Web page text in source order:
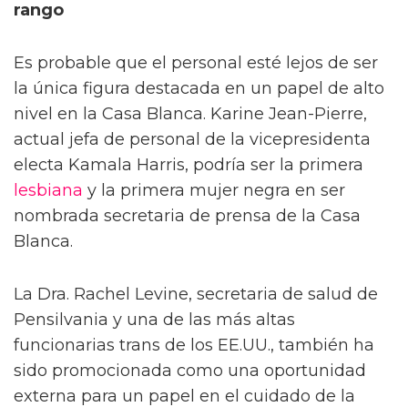
rango
Es probable que el personal esté lejos de ser
la única figura destacada en un papel de alto
nivel en la Casa Blanca. Karine Jean-Pierre,
actual jefa de personal de la vicepresidenta
electa Kamala Harris, podría ser la primera
lesbiana y la primera mujer negra en ser
nombrada secretaria de prensa de la Casa
Blanca.
La Dra. Rachel Levine, secretaria de salud de
Pensilvania y una de las más altas
funcionarias trans de los EE.UU., también ha
sido promocionada como una oportunidad
externa para un papel en el cuidado de la